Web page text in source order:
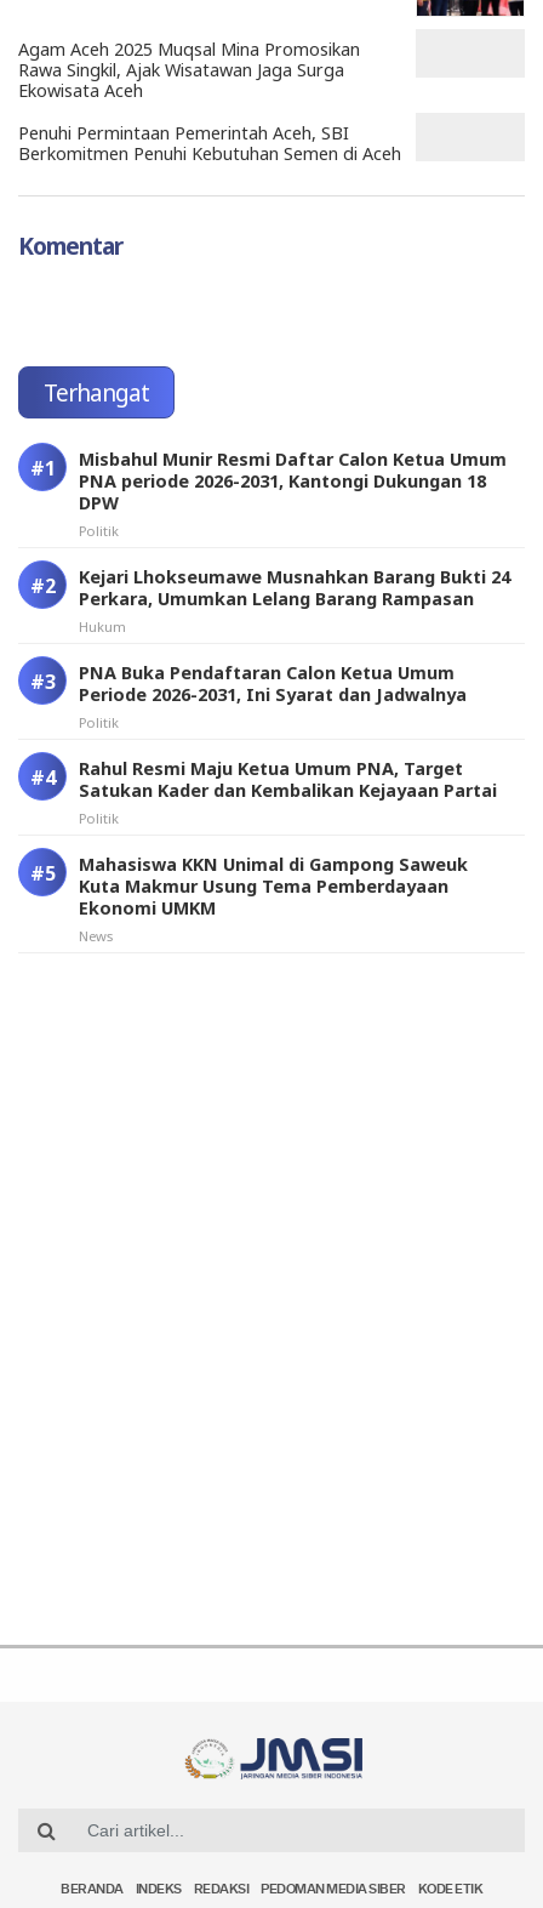
Agam Aceh 2025 Muqsal Mina Promosikan
Rawa Singkil, Ajak Wisatawan Jaga Surga
Ekowisata Aceh
Penuhi Permintaan Pemerintah Aceh, SBI
Berkomitmen Penuhi Kebutuhan Semen di Aceh
Komentar
Terhangat
Misbahul Munir Resmi Daftar Calon Ketua Umum
PNA periode 2026-2031, Kantongi Dukungan 18
DPW
Politik
Kejari Lhokseumawe Musnahkan Barang Bukti 24
Perkara, Umumkan Lelang Barang Rampasan
Hukum
PNA Buka Pendaftaran Calon Ketua Umum
Periode 2026-2031, Ini Syarat dan Jadwalnya
Politik
Rahul Resmi Maju Ketua Umum PNA, Target
Satukan Kader dan Kembalikan Kejayaan Partai
Politik
Mahasiswa KKN Unimal di Gampong Saweuk
Kuta Makmur Usung Tema Pemberdayaan
Ekonomi UMKM
News
BERANDA INDEKS REDAKSI PEDOMAN MEDIA SIBER KODE ETIK